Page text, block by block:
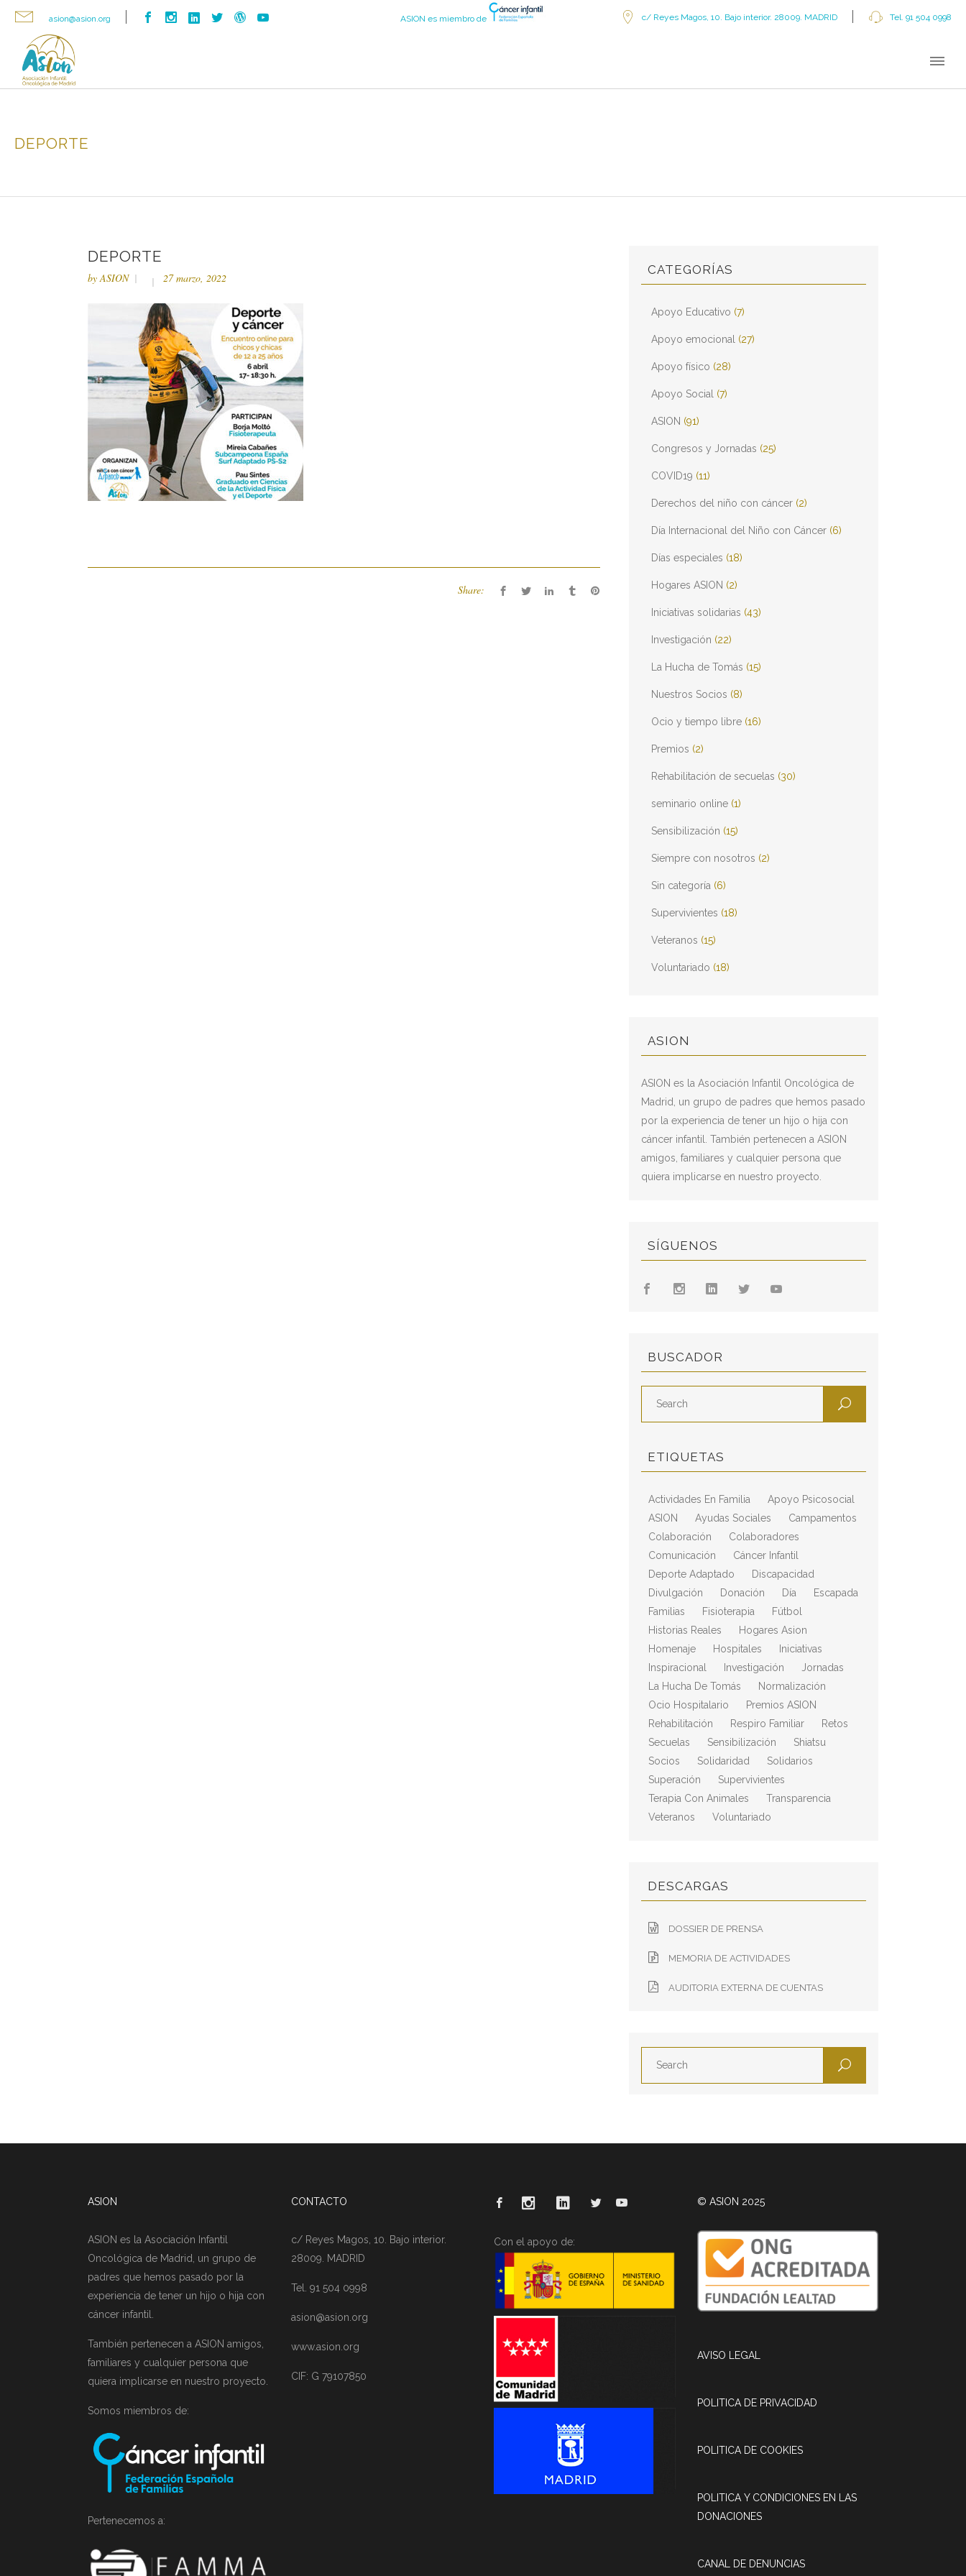
asion@asion.org ASION es miembro de c/ Reyes Magos, 10. Bajo interior. 28009. MADRID Tel. 91 504 0998
DEPORTE
DEPORTE
byASION 27 marzo, 2022
Share:
CATEGORÍAS
Apoyo Educativo (7)
Apoyo emocional (27)
Apoyo físico (28)
Apoyo Social (7)
ASION (91)
Congresos y Jornadas (25)
COVID19 (11)
Derechos del niño con cáncer (2)
Día Internacional del Niño con Cáncer (6)
Días especiales (18)
Hogares ASION (2)
Iniciativas solidarias (43)
Investigación (22)
La Hucha de Tomás (15)
Nuestros Socios (8)
Ocio y tiempo libre (16)
Premios (2)
Rehabilitación de secuelas (30)
seminario online (1)
Sensibilización (15)
Siempre con nosotros (2)
Sin categoría (6)
Supervivientes (18)
Veteranos (15)
Voluntariado (18)
ASION
ASION es la Asociación Infantil Oncológica de
Madrid, un grupo de padres que hemos pasado
por la experiencia de tener un hijo o hija con
cáncer infantil. También pertenecen a ASION
amigos, familiares y cualquier persona que
quiera implicarse en nuestro proyecto.
SÍGUENOS
BUSCADOR
ETIQUETAS
Actividades En Familia
Apoyo Psicosocial
ASION
Ayudas Sociales
Campamentos
Colaboración
Colaboradores
Comunicación
Cáncer Infantil
Deporte Adaptado
Discapacidad
Divulgación
Donación Día
Escapada
Familias
Fisioterapia
Fútbol
Historias Reales
Hogares Asion
Homenaje
Hospitales
Iniciativas
Inspiracional
Investigación
Jornadas
La Hucha De Tomás
Normalización
Ocio Hospitalario
Premios ASION
Rehabilitación
Respiro Familiar
Retos
Secuelas
Sensibilización
Shiatsu
Socios
Solidaridad
Solidarios
Superación
Supervivientes
Terapia Con Animales
Transparencia
Veteranos
Voluntariado
DESCARGAS
DOSSIER DE PRENSA
MEMORIA DE ACTIVIDADES
AUDITORIA EXTERNA DE CUENTAS
ASION
ASION es la Asociación Infantil
Oncológica de Madrid, un grupo de
padres que hemos pasado por la
experiencia de tener un hijo o hija con
cáncer infantil.
También pertenecen a ASION amigos,
familiares y cualquier persona que
quiera implicarse en nuestro proyecto.
Somos miembros de:
Pertenecemos a:
CONTACTO
c/ Reyes Magos, 10. Bajo interior.
28009. MADRID
Tel. 91 504 0998
asion@asion.org
www.asion.org
CIF: G 79107850
Con el apoyo de:
© ASION 2025
AVISO LEGAL
POLITICA DE PRIVACIDAD
POLITICA DE COOKIES
POLITICA Y CONDICIONES EN LAS
DONACIONES
CANAL DE DENUNCIAS